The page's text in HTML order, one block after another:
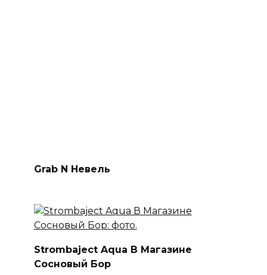
Grab N Невель
Strombaject Aqua В Магазине
Сосновый Бор